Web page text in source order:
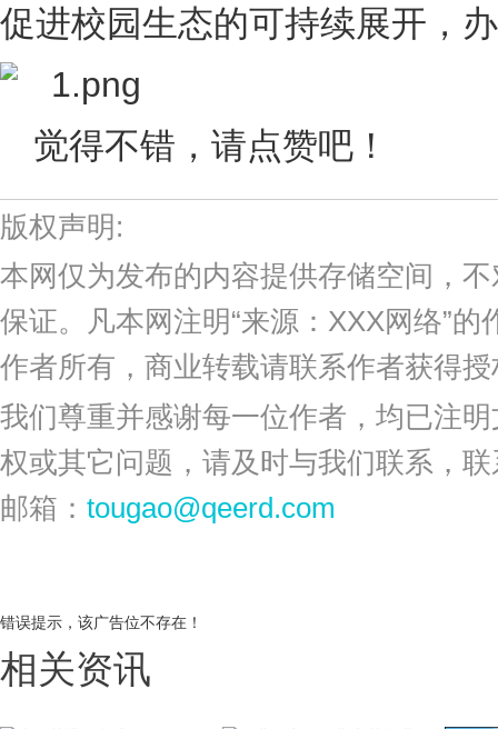
促进校园生态的可持续展开，
觉得不错，请点赞吧！
版权声明:
本网仅为发布的内容提供存储空间，
保证。凡本网注明“来源：XXX网络”
作者所有，商业转载请联系作者获得
我们尊重并感谢每一位作者，均已注
权或其它问题，请及时与我们联系，
邮箱： tougao@qeerd.com
错误提示，该广告位不存在！
相关资讯